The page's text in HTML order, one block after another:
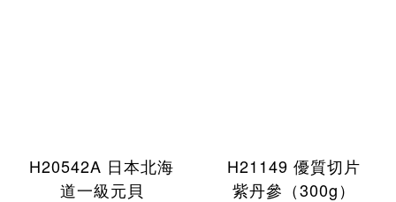
H20542A 日本北海
道一級元貝
H21149 優質切片
紫丹參（300g）